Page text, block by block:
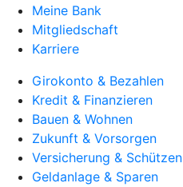
Meine Bank
Mitgliedschaft
Karriere
Girokonto & Bezahlen
Kredit & Finanzieren
Bauen & Wohnen
Zukunft & Vorsorgen
Versicherung & Schützen
Geldanlage & Sparen